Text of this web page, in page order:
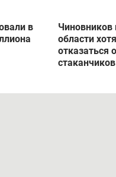
в
Чиновников
области
отказаться
стаканчиков